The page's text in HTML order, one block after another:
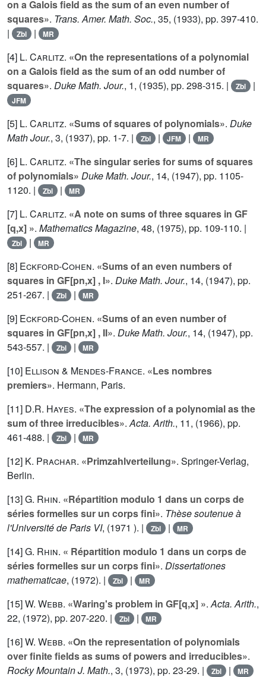
on a Galois field as the sum of an even number of
squares». Trans. Amer. Math. Soc., 35, (1933), pp. 397-410.
|
Zbl | MR
[4] L. Carlitz. «On the representations of a polynomial
on a Galois field as the sum of an odd number of
squares». Duke Math. Jour., 1, (1935), pp. 298-315. | Zbl |
JFM
[5] L. Carlitz. «Sums of squares of polynomials». Duke
Math Jour., 3, (1937), pp. 1-7. | Zbl | JFM | MR
[6] L. Carlitz. «The singular series for sums of squares
of polynomials» Duke Math. Jour., 14, (1947), pp. 1105-
1120. |
Zbl | MR
[7] L. Carlitz. «A note on sums of three squares in GF
[q,x] ». Mathematics Magazine, 48, (1975), pp. 109-110. |
Zbl | MR
[8] Eckford-Cohen. «Sums of an even numbers of
squares in GF[pn,x] , I». Duke Math. Jour., 14, (1947), pp.
251-267. |
Zbl | MR
[9] Eckford-Cohen. «Sums of an even number of
squares in GF[pn,x] , II». Duke Math. Jour., 14, (1947), pp.
543-557. |
Zbl | MR
[10] Ellison & Mendes-France. «Les nombres
premiers». Hermann, Paris.
[11] D.R. Hayes. «The expression of a polynomial as the
sum of three irreducibles». Acta. Arith., 11, (1966), pp.
461-488. |
Zbl | MR
[12] K. Prachar. «Primzahlverteilung». Springer-Verlag,
Berlin.
[13]G. Rhin. «Répartition modulo 1 dans un corps de
séries formelles sur un corps fini». Thèse soutenue à
l'Université de Paris VI, (1971 ). | Zbl | MR
[14]G. Rhin. « Répartition modulo 1 dans un corps de
séries formelles sur un corps fini». Dissertationes
mathematicae, (1972). | Zbl | MR
[15]W. Webb. «Waring's problem in GF[q,x] ». Acta. Arith.,
22, (1972), pp. 207-220. | Zbl | MR
[16]W. Webb. «On the representation of polynomials
over finite fields as sums of powers and irreducibles».
Rocky Mountain J. Math., 3, (1973), pp. 23-29. | Zbl | MR